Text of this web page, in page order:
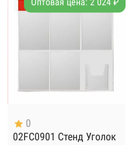
Оптовая цена: 2 024 ₽
0
02FC0901 Стенд Уголок